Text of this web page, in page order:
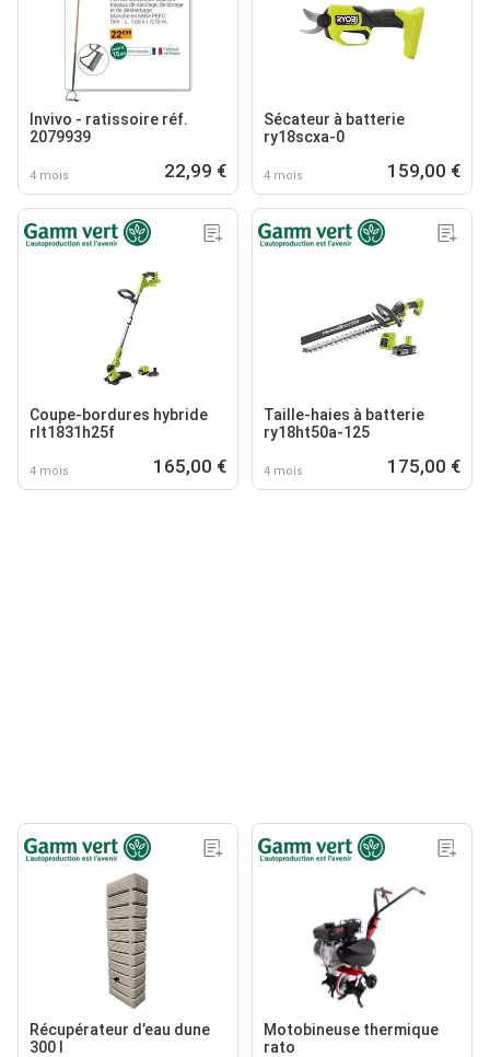
Invivo - ratissoire réf.
2079939
4 mois 22,99 €
Sécateur à batterie
ry18scxa-0
4 mois 159,00 €
Coupe-bordures hybride
rlt1831h25f
4 mois 165,00 €
Taille-haies à batterie
ry18ht50a-125
4 mois 175,00 €
Récupérateur d’eau dune
300 l
Motobineuse thermique
rato